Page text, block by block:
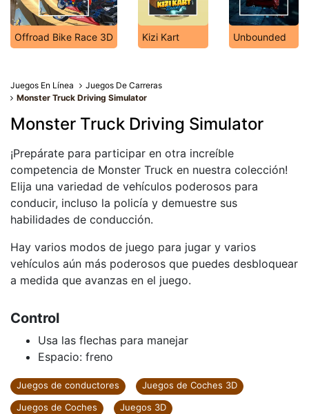
Offroad Bike Race 3D Kizi Kart Unbounded
Juegos En Línea
Juegos De Carreras
Monster Truck Driving Simulator
Monster Truck Driving Simulator
¡Prepárate para participar en otra increíble
competencia de Monster Truck en nuestra colección!
Elija una variedad de vehículos poderosos para
conducir, incluso la policía y demuestre sus
habilidades de conducción.
Hay varios modos de juego para jugar y varios
vehículos aún más poderosos que puedes desbloquear
a medida que avanzas en el juego.
Control
Usa las flechas para manejar
Espacio: freno
Juegos de conductores
Juegos de Coches 3D
Juegos de Coches
Juegos 3D